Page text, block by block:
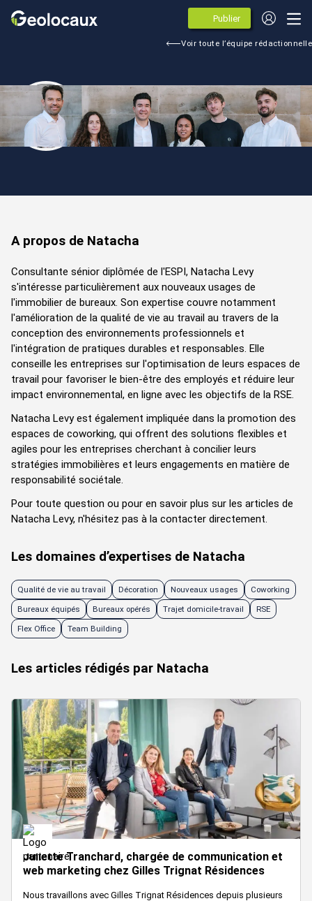
Publier
des
annonces
Voir toute l’équipe rédactionnelle
Natacha Levy
Consultante senior
Rédactrice spécialiste de la QVT et du coworking
A propos de Natacha
Consultante sénior diplômée de l'ESPI, Natacha Levy
s'intéresse particulièrement aux nouveaux usages de
l'immobilier de bureaux. Son expertise couvre notamment
l'amélioration de la qualité de vie au travail au travers de la
conception des environnements professionnels et
l'intégration de pratiques durables et responsables. Elle
conseille les entreprises sur l'optimisation de leurs espaces de
travail pour favoriser le bien-être des employés et réduire leur
impact environnemental, en ligne avec les objectifs de la RSE.
Natacha Levy est également impliquée dans la promotion des
espaces de coworking, qui offrent des solutions flexibles et
agiles pour les entreprises cherchant à concilier leurs
stratégies immobilières et leurs engagements en matière de
responsabilité sociétale.
Pour toute question ou pour en savoir plus sur les articles de
Natacha Levy, n'hésitez pas à la contacter directement.
Les domaines d’expertises de Natacha
Qualité de vie au travail Décoration Nouveaux usages
Coworking
Bureaux équipés
Bureaux opérés Trajet domicile-travail
RSE
Flex Office
Team Building
Les articles rédigés par Natacha
Juliette Tranchard, chargée de communication et
web marketing chez Gilles Trignat Résidences
Nous travaillons avec Gilles Trignat Résidences depuis plusieurs